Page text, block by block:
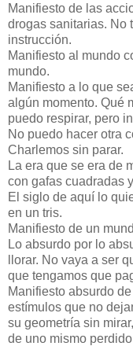
Manifiesto de las
drogas sanitarias. No
instrucción.
Manifiesto al mundo
mundo.
Manifiesto a lo que
algún momento. Qué
puedo respirar, pero
No puedo hacer otra
Charlemos sin parar.
La era que se era de
con gafas cuadradas
El siglo de aquí lo
en un tris.
Manifiesto de un
Lo absurdo por lo
llorar. No vaya a ser
que tengamos que
Manifiesto absurdo
estímulos que no
su geometría sin
de uno mismo